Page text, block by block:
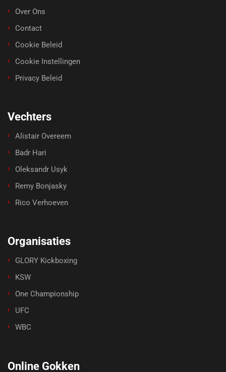
Over Ons
Contact
Cookie Beleid
Cookie Instellingen
Privacy Beleid
Vechters
Alistair Overeem
Badr Hari
Oleksandr Usyk
Remy Bonjasky
Rico Verhoeven
Organisaties
GLORY Kickboxing
KSW
One Championship
UFC
WBC
Online Gokken